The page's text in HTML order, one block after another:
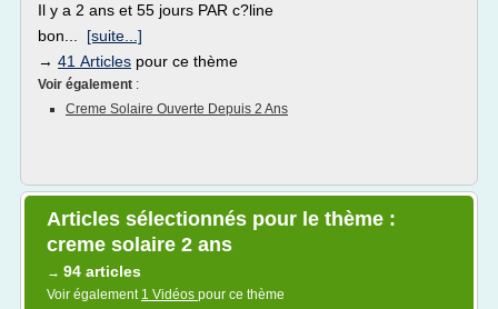
Il y a 2 ans et 55 jours PAR c?line
bon... [suite...]
→ 41 Articles pour ce thème
Voir également :
Creme Solaire Ouverte Depuis 2 Ans
Articles sélectionnés pour le thème :
creme solaire 2 ans
→ 94 articles
Voir également 1 Vidéos pour ce thème